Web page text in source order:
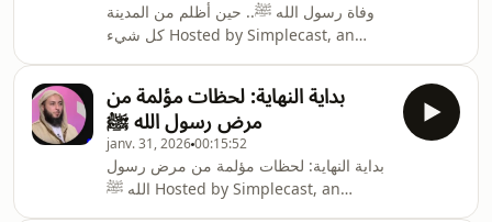
وفاة رسول الله ﷺ.. حين أظلم من المدينة
كل شيء Hosted by Simplecast, an
about our collection and use of
personal data for advertising.
بداية النهاية: لحظات مؤلمة من
مرض رسول الله ﷺ
janv. 31, 202600:15:52
بداية النهاية: لحظات مؤلمة من مرض رسول
الله ﷺ Hosted by Simplecast, an